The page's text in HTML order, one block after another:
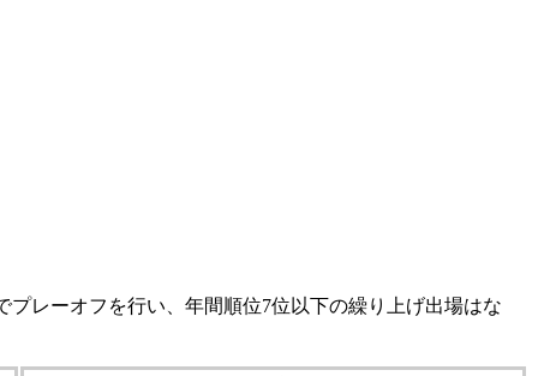
レーオフを行い、年間順位7位以下の繰り上げ出場はな